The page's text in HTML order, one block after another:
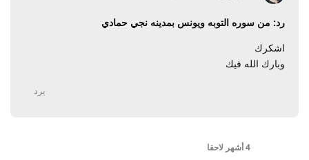
رد: من سوره التوبه ويونس بمدينه نجي حمادي
اشكرك
وبارك الله فيك
يرد
4 أشهر لاحقا